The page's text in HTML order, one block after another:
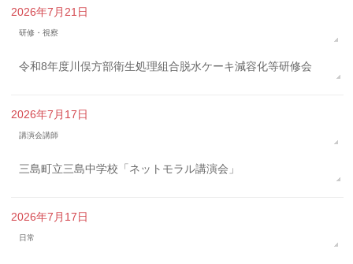
2026年7月21日
研修・視察
令和8年度川俣方部衛生処理組合脱水ケーキ減容化等研修会
2026年7月17日
講演会講師
三島町立三島中学校「ネットモラル講演会」
2026年7月17日
日常